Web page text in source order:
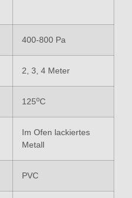
400-800 Pa
2, 3, 4 Meter
125oC
Im Ofen lackiertes
Metall
PVC